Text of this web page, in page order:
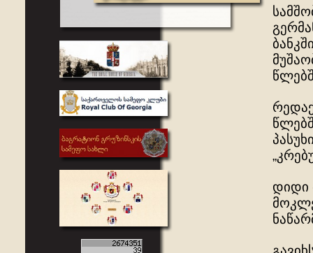
დიდი